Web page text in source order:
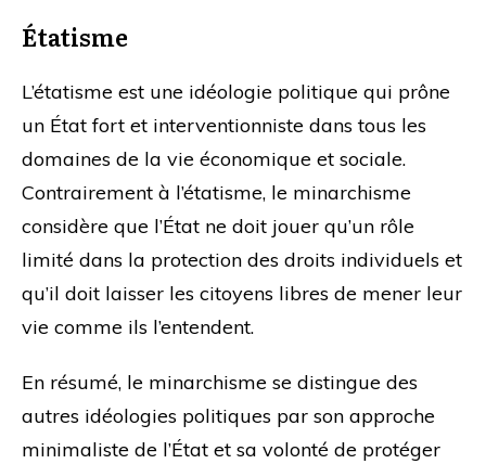
Étatisme
L’étatisme est une idéologie politique qui prône
un État fort et interventionniste dans tous les
domaines de la vie économique et sociale.
Contrairement à l’étatisme, le minarchisme
considère que l’État ne doit jouer qu’un rôle
limité dans la protection des droits individuels et
qu’il doit laisser les citoyens libres de mener leur
vie comme ils l’entendent.
En résumé, le minarchisme se distingue des
autres idéologies politiques par son approche
minimaliste de l’État et sa volonté de protéger